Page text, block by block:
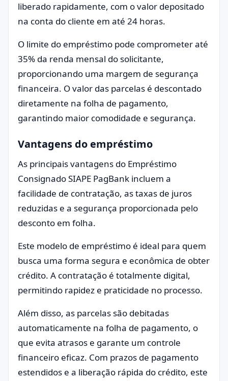
liberado rapidamente, com o valor depositado
na conta do cliente em até 24 horas.
O limite do empréstimo pode comprometer até
35% da renda mensal do solicitante,
proporcionando uma margem de segurança
financeira. O valor das parcelas é descontado
diretamente na folha de pagamento,
garantindo maior comodidade e segurança.
Vantagens do empréstimo
As principais vantagens do Empréstimo
Consignado SIAPE PagBank incluem a
facilidade de contratação, as taxas de juros
reduzidas e a segurança proporcionada pelo
desconto em folha.
Este modelo de empréstimo é ideal para quem
busca uma forma segura e econômica de obter
crédito. A contratação é totalmente digital,
permitindo rapidez e praticidade no processo.
Além disso, as parcelas são debitadas
automaticamente na folha de pagamento, o
que evita atrasos e garante um controle
financeiro eficaz. Com prazos de pagamento
estendidos e a liberação rápida do crédito, este